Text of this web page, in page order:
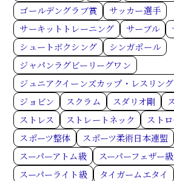
ゴールデングラブ賞
サッカー選手
サーキットトレーニング
サーブル
シュートボクシング
シンガポール
ジャパンラグビーリーグワン
ジュニアクイーンズカップ・レスリン
ジョビン
スクラム スダリオ剛
ストレス
ストレートネック
スト
スポーツ整体
スポーツ柔術日本連盟
スーパーアトム級
スーパーフェザー級
スーパーライト級
タイガームエタイ